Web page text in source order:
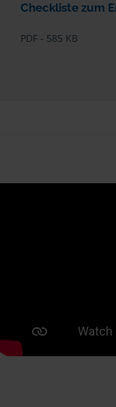
Checkliste zum
PDF - 585 KB